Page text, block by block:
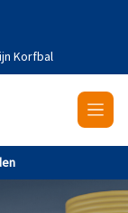
Korfbal